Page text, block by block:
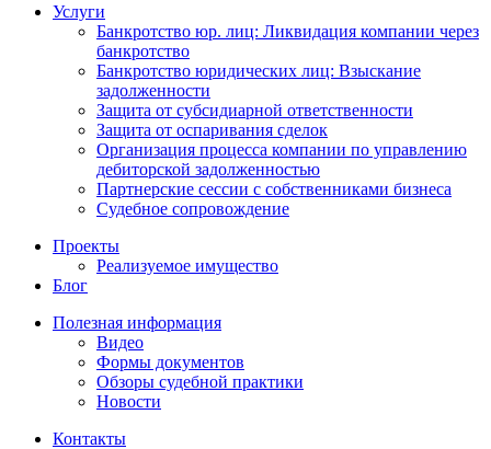
Услуги
Банкротство юр. лиц: Ликвидация компании через
банкротство
Банкротство юридических лиц: Взыскание
задолженности
Защита от субсидиарной ответственности
Защита от оспаривания сделок
Организация процесса компании по управлению
дебиторской задолженностью
Партнерские сессии с собственниками бизнеса
Судебное сопровождение
Проекты
Реализуемое имущество
Блог
Полезная информация
Видео
Формы документов
Обзоры судебной практики
Новости
Контакты